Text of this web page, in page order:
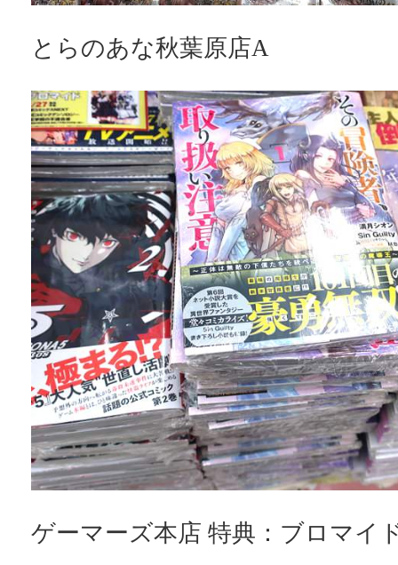
とらのあな秋葉原店A
ゲーマーズ本店 特典：ブロマイ